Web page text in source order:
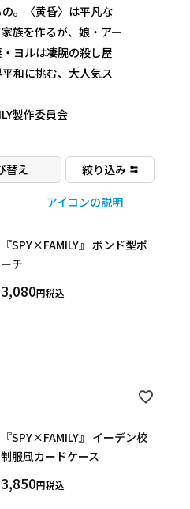
。〈黄昏〉は平凡な
族を作るが、娘・アー
ヨルは凄腕の殺し屋
和に挑む、大人気ス
製作委員会
絞り込み
アイコンの説明
『SPY×FAMILY』 ボンド型ポ
ーチ
3,080 税込
『SPY×FAMILY』 イーデン校
制服風カードケース
3,850 税込